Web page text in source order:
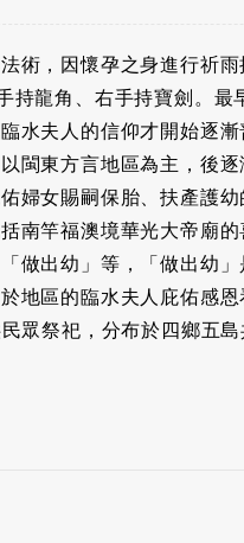
術，因懷孕之身進行祈
持龍角、右手持寶劍。最
水夫人的信仰才開始逐
閩東方言地區為主，後
婦女賜嗣保胎、扶產護
南竿福澳境華光大帝廟
做出幼」等，「做出幼
地區的臨水夫人庇佑感
眾祭祀，分布於四鄉五島